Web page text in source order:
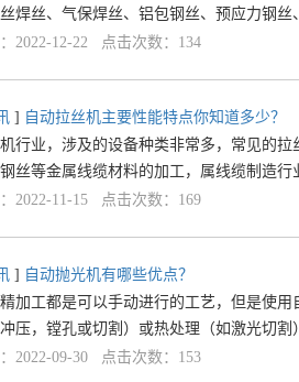
焊丝、气保焊丝、铝包钢丝、预应力钢
2022-12-22 点击次数：134
] 自动拉丝机主要性能特点你知道多少？
行业，涉及的设备种类非常多，常见的
丝等金属线缆材料的加工，属线缆制造
2022-11-15 点击次数：169
] 自动抛光机有哪些优点？
加工都是可以手动进行的工艺，但是使
压，镗孔或切割）或热处理（如激光切
2022-09-30 点击次数：153